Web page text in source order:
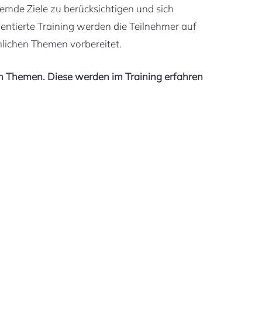
Ziele zu berücksichtigen und sich
Training werden die Teilnehmer auf
Themen vorbereitet.
Diese werden im Training erfahren